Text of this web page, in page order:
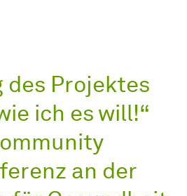
Projektes
ich es will!“
an der